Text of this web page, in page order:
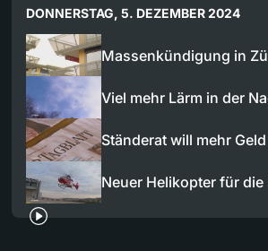
DONNERSTAG, 5. DEZEMBER 2024
Massenkündigung in
Viel mehr Lärm in der
Ständerat will mehr
Neuer Helikopter für die